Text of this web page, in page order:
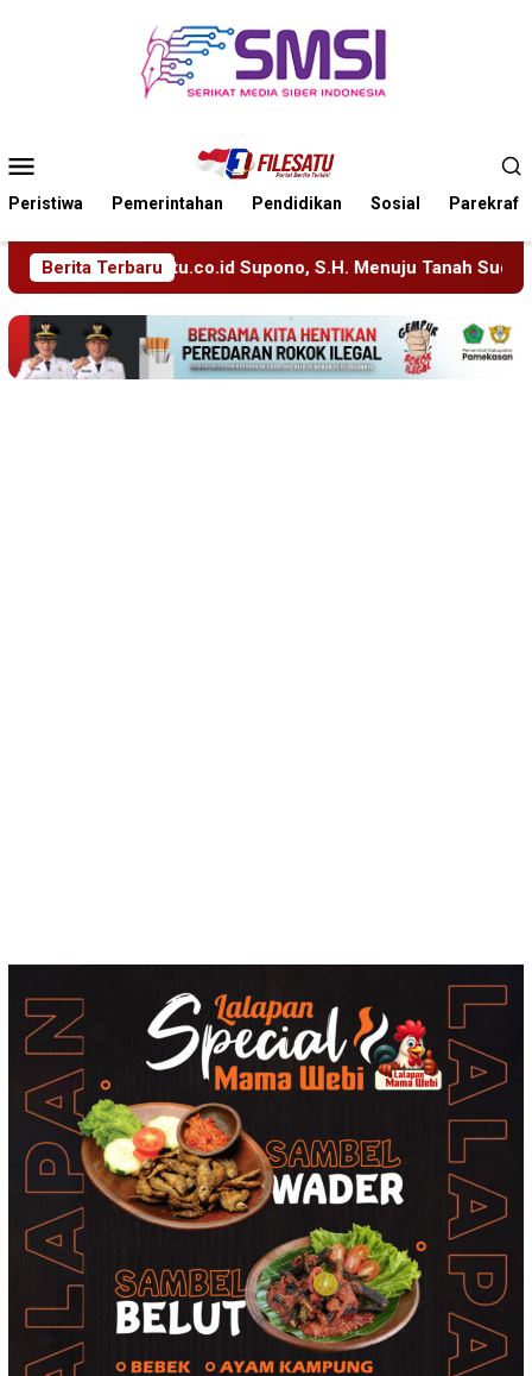
Mobile
Peristiwa Pemerintahan Pendidikan Sosial Parekraf
Berita Terbaru
S.H. Menuju Tanah Suci, Manajemen Pastikan